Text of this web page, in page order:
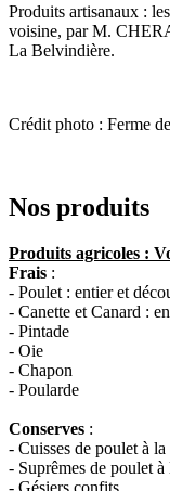
Produits artisanaux :
voisine, par M.
La Belvindière.
Crédit photo : Ferme
Nos produits
Produits agricoles :
Frais :
- Poulet : entier et
- Canette et Canard :
- Pintade
- Oie
- Chapon
- Poularde
Conserves :
- Cuisses de poulet à
- Suprêmes de poulet à
- Gésiers confits